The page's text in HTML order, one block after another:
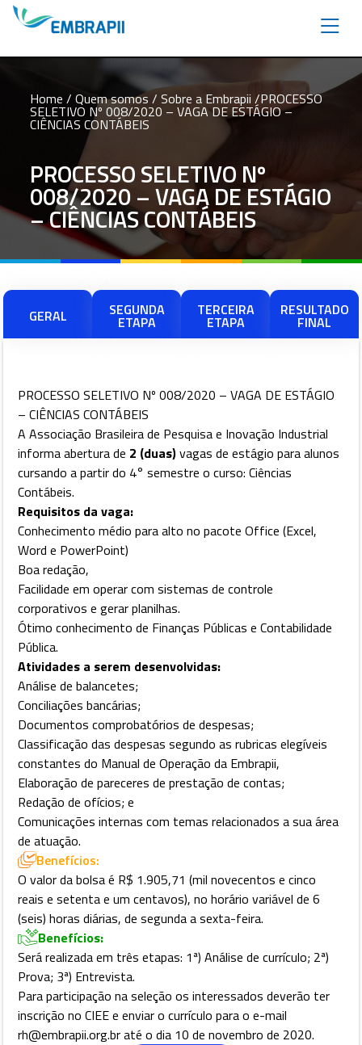
Home / Quem somos / Sobre a Embrapii /PROCESSO
SELETIVO Nº 008/2020 – VAGA DE ESTÁGIO –
CIÊNCIAS CONTÁBEIS
PROCESSO SELETIVO Nº
008/2020 – VAGA DE ESTÁGIO
– CIÊNCIAS CONTÁBEIS
GERAL SEGUNDA
ETAPA
TERCEIRA
ETAPA
RESULTADO
FINAL
PROCESSO SELETIVO Nº 008/2020 – VAGA DE ESTÁGIO
– CIÊNCIAS CONTÁBEIS
A Associação Brasileira de Pesquisa e Inovação Industrial
informa abertura de 2 (duas)vagas de estágio para alunos
cursando a partir do 4° semestre o curso: Ciências
Contábeis.
Requisitos da vaga:
Conhecimento médio para alto no pacote Office (Excel,
Word e PowerPoint)
Boa redação,
Facilidade em operar com sistemas de controle
corporativos e gerar planilhas.
Ótimo conhecimento de Finanças Públicas e Contabilidade
Pública.
Atividades a serem desenvolvidas:
Análise de balancetes;
Conciliações bancárias;
Documentos comprobatórios de despesas;
Classificação das despesas segundo as rubricas elegíveis
constantes do Manual de Operação da Embrapii,
Elaboração de pareceres de prestação de contas;
Redação de ofícios; e
Comunicações internas com temas relacionados a sua área
de atuação.
Benefícios:
O valor da bolsa é R$ 1.905,71 (mil novecentos e cinco
reais e setenta e um centavos), no horário variável de 6
(seis) horas diárias, de segunda a sexta-feira.
Benefícios:
Será realizada em três etapas: 1ª) Análise de currículo; 2ª)
Prova; 3ª) Entrevista.
Para participação na seleção os interessados deverão ter
inscrição no CIEE e enviar o currículo para o e-mail
rh@embrapii.org.br até o dia 10 de novembro de 2020.